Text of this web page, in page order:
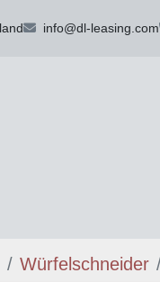
info@dl-leasing.com
Würfelschneider